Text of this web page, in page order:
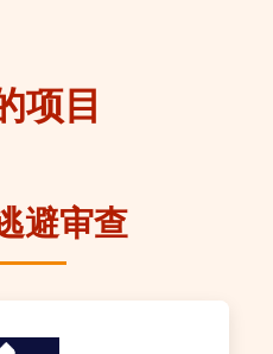
项目
避审查